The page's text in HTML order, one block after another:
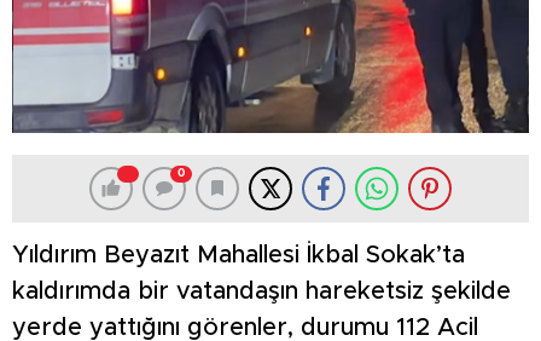
0
Yıldırım Beyazıt Mahallesi İkbal Sokak’ta
kaldırımda bir vatandaşın hareketsiz şekilde
yerde yattığını görenler, durumu 112 Acil